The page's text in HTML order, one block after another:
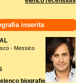
inserita
- Messico
elenco biografie